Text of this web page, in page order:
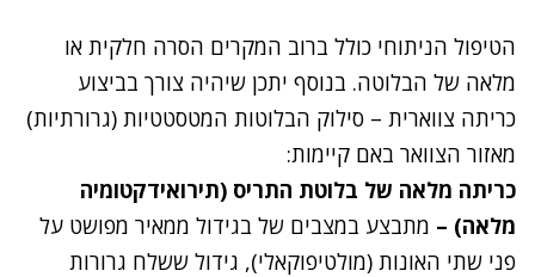
הטיפול הניתוחי כולל ברוב המקרים הסרה חלקית או
מלאה של הבלוטה. בנוסף יתכן שיהיה צורך בביצוע
כריתה צווארית – סילוק הבלוטות המטסטטיות (גרורתיות)
מאזור הצוואר באם קיימות:
כריתה מלאה של בלוטת התריס (תירואידקטומיה
מלאה) – מתבצע במצבים של בגידול ממאיר מפושט על
פני שתי האונות (מולטיפוקאלי), גידול ששלח גרורות